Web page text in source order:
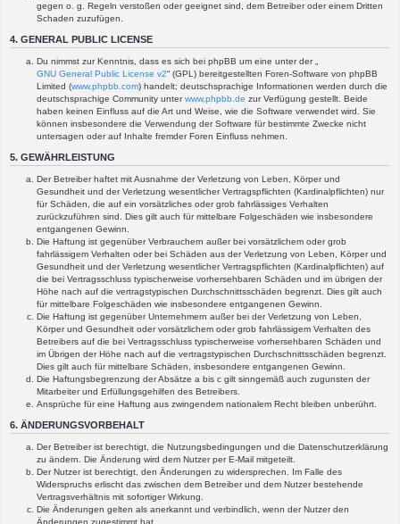
gegen o. g. Regeln verstoßen oder geeignet sind, dem Betreiber oder einem Dritten
Schaden zuzufügen.
4. GENERAL PUBLIC LICENSE
Du nimmst zur Kenntnis, dass es sich bei phpBB um eine unter der „
GNU General Public License v2“ (GPL) bereitgestellten Foren-Software von phpBB
Limited (www.phpbb.com) handelt; deutschsprachige Informationen werden durch die
deutschsprachige Community unterwww.phpbb.de zur Verfügung gestellt. Beide
haben keinen Einfluss auf die Art und Weise, wie die Software verwendet wird. Sie
können insbesondere die Verwendung der Software für bestimmte Zwecke nicht
untersagen oder auf Inhalte fremder Foren Einfluss nehmen.
5. GEWÄHRLEISTUNG
Der Betreiber haftet mit Ausnahme der Verletzung von Leben, Körper und
Gesundheit und der Verletzung wesentlicher Vertragspflichten (Kardinalpflichten) nur
für Schäden, die auf ein vorsätzliches oder grob fahrlässiges Verhalten
zurückzuführen sind. Dies gilt auch für mittelbare Folgeschäden wie insbesondere
entgangenen Gewinn.
Die Haftung ist gegenüber Verbrauchern außer bei vorsätzlichem oder grob
fahrlässigem Verhalten oder bei Schäden aus der Verletzung von Leben, Körper und
Gesundheit und der Verletzung wesentlicher Vertragspflichten (Kardinalpflichten) auf
die bei Vertragsschluss typischerweise vorhersehbaren Schäden und im übrigen der
Höhe nach auf die vertragstypischen Durchschnittsschäden begrenzt. Dies gilt auch
für mittelbare Folgeschäden wie insbesondere entgangenen Gewinn.
Die Haftung ist gegenüber Unternehmern außer bei der Verletzung von Leben,
Körper und Gesundheit oder vorsätzlichem oder grob fahrlässigem Verhalten des
Betreibers auf die bei Vertragsschluss typischerweise vorhersehbaren Schäden und
im Übrigen der Höhe nach auf die vertragstypischen Durchschnittsschäden begrenzt.
Dies gilt auch für mittelbare Schäden, insbesondere entgangenen Gewinn.
Die Haftungsbegrenzung der Absätze a bis c gilt sinngemäß auch zugunsten der
Mitarbeiter und Erfüllungsgehilfen des Betreibers.
Ansprüche für eine Haftung aus zwingendem nationalem Recht bleiben unberührt.
6. ÄNDERUNGSVORBEHALT
Der Betreiber ist berechtigt, die Nutzungsbedingungen und die Datenschutzerklärung
zu ändern. Die Änderung wird dem Nutzer per E-Mail mitgeteilt.
Der Nutzer ist berechtigt, den Änderungen zu widersprechen. Im Falle des
Widerspruchs erlischt das zwischen dem Betreiber und dem Nutzer bestehende
Vertragsverhältnis mit sofortiger Wirkung.
Die Änderungen gelten als anerkannt und verbindlich, wenn der Nutzer den
Änderungen zugestimmt hat.